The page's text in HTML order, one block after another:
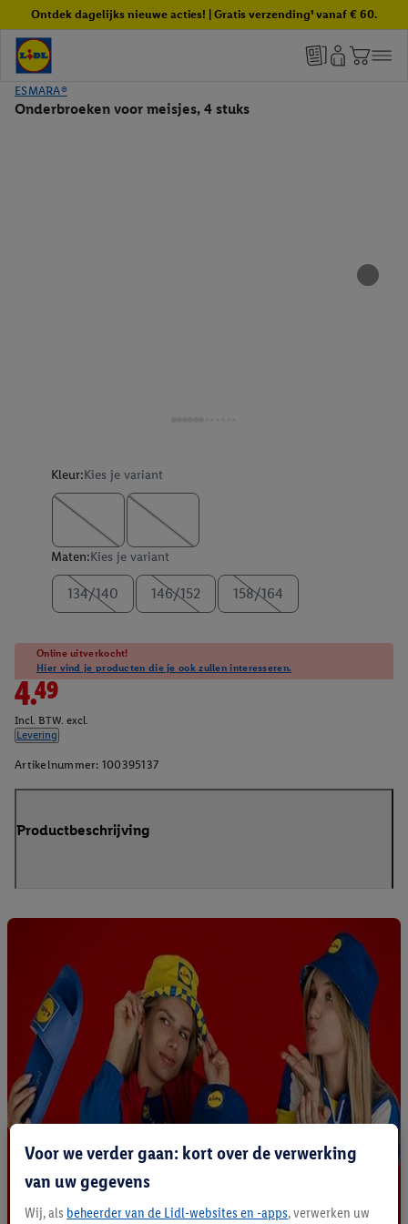
Ontdek dagelijks nieuwe acties! | Gratis verzending¹ vanaf € 60.
ESMARA®
Onderbroeken voor meisjes, 4 stuks
Kleur:Kies je variant
Maten:Kies je variant
134/140 146/152 158/164
Online uitverkocht!
Hier vind je producten die je ook zullen interesseren.
4.49
Incl. BTW. excl.
Levering
Artikelnummer: 100395137
Productbeschrijving
Voor we verder gaan: kort over de verwerking
van uw gegevens
Wij, als beheerder van de Lidl-websites en -apps, verwerken uw